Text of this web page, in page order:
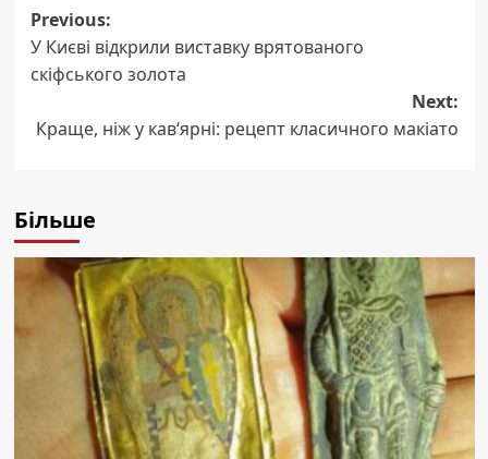
Post
navigation
Previous:
У Києві відкрили виставку врятованого
скіфського золота
Next:
Краще, ніж у кав‘ярні: рецепт класичного макіато
Більше